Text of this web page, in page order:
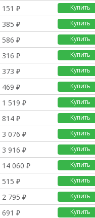
4ОТ
151 ₽ Купить
18
385 ₽ Купить
ЩИТКО
586 ₽ Купить
ЩИТКО
316 ₽ Купить
12
373 ₽ Купить
ЩИТКО
469 ₽ Купить
ДЛЯ ЩИ
1 519 ₽ Купить
814 ₽ Купить
3 076 ₽ Купить
3 916 ₽ Купить
14 060 ₽ Купить
5ШТ
515 ₽ Купить
ПЛАТ
2 795 ₽ Купить
12
691 ₽ Купить